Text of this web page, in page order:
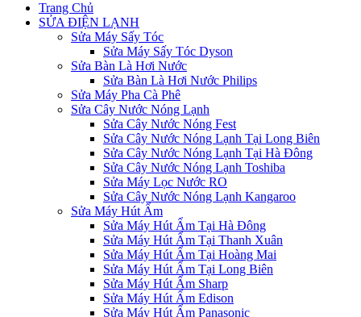
Trang Chủ
SỬA ĐIỆN LẠNH
Sửa Máy Sấy Tóc
Sửa Máy Sấy Tóc Dyson
Sửa Bàn Là Hơi Nước
Sửa Bàn Là Hơi Nước Philips
Sửa Máy Pha Cà Phê
Sửa Cây Nước Nóng Lạnh
Sửa Cây Nước Nóng Fest
Sửa Cây Nước Nóng Lạnh Tại Long Biên
Sửa Cây Nước Nóng Lạnh Tại Hà Đông
Sửa Cây Nước Nóng Lạnh Toshiba
Sửa Máy Lọc Nước RO
Sửa Cây Nước Nóng Lạnh Kangaroo
Sửa Máy Hút Ẩm
Sửa Máy Hút Ẩm Tại Hà Đông
Sửa Máy Hút Ẩm Tại Thanh Xuân
Sửa Máy Hút Ẩm Tại Hoàng Mai
Sửa Máy Hút Ẩm Tại Long Biên
Sửa Máy Hút Ẩm Sharp
Sửa Máy Hút Ẩm Edison
Sửa Máy Hút Ẩm Panasonic